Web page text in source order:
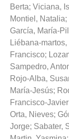
Berta; Viciana,
Montiel, Natalia;
García, María-
Liébana-
Francisco;
Sampedro,
Rojo-Alba,
María-Jesús;
Francisco-Javier
Orta, Nieves;
Jorge; Sabater,